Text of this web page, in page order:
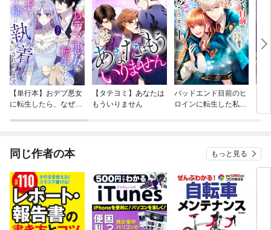
【単行本】おデブ悪女
に転生したら、なぜか
【タテヨミ】あなたは
もういりません
バッドエンド目前のヒ
ロインに転生した私、
同じ作者の本 もっと見る